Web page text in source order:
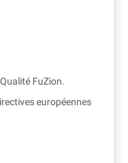
FuZion.
européennes